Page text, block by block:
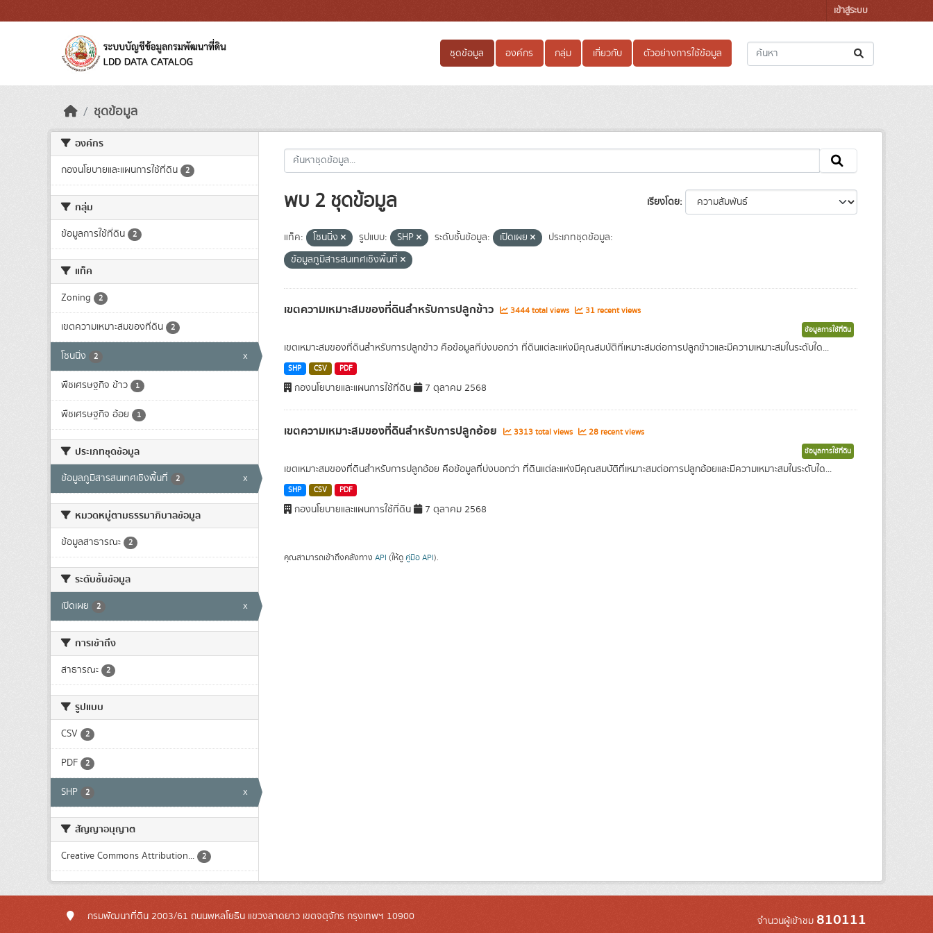
เข้าสู่ระบบ
ชุดข้อมูล องค์กร กลุ่ม เกี่ยวกับ ตัวอย่างการใช้ข้อมูล
ชุดข้อมูล
องค์กร
กองนโยบายและแผนการใช้ที่ดิน 2
กลุ่ม
ข้อมูลการใช้ที่ดิน 2
แท็ค
Zoning 2
เขตความเหมาะสมของที่ดิน 2
โซนนิ่ง 2 x
พืชเศรษฐกิจ ข้าว 1
พืชเศรษฐกิจ อ้อย 1
ประเภทชุดข้อมูล
ข้อมูลภูมิสารสนเทศเชิงพื้นที่ 2 x
หมวดหมู่ตามธรรมาภิบาลข้อมูล
ข้อมูลสาธารณะ 2
ระดับชั้นข้อมูล
เปิดเผย 2 x
การเข้าถึง
สาธารณะ 2
รูปแบบ
CSV 2
PDF 2
SHP 2 x
สัญญาอนุญาต
Creative Commons Attribution... 2
เรียงโดย
พบ 2 ชุดข้อมูล
แท็ค: โซนนิ่ง รูปแบบ: SHP ระดับชั้นข้อมูล: เปิดเผย
ประเภทชุดข้อมูล:
ข้อมูลภูมิสารสนเทศเชิงพื้นที่
เขตความเหมาะสมของที่ดินสำหรับการปลูกข้าว 3444 total views 31 recent views
ข้อมูลการใช้ที่ดิน
เขตเหมาะสมของที่ดินสำหรับการปลูกข้าว คือข้อมูลที่บ่งบอกว่า ที่ดินแต่ละแห่งมีคุณสมบัติที่เหมาะสมต่อการปลูกข้าวและมีความเหมาะสมในระดับใด...
SHP CSV PDF
กองนโยบายและแผนการใช้ที่ดิน 7 ตุลาคม 2568
เขตความเหมาะสมของที่ดินสำหรับการปลูกอ้อย 3313 total views 28 recent views
ข้อมูลการใช้ที่ดิน
เขตเหมาะสมของที่ดินสำหรับการปลูกอ้อย คือข้อมูลที่บ่งบอกว่า ที่ดินแต่ละแห่งมีคุณสมบัติที่เหมาะสมต่อการปลูกอ้อยและมีความเหมาะสมในระดับใด...
SHP CSV PDF
กองนโยบายและแผนการใช้ที่ดิน 7 ตุลาคม 2568
คุณสามารถเข้าถึงคลังทาง API (ให้ดู คู่มือ API).
กรมพัฒนาที่ดิน 2003/61 ถนนพหลโยธิน แขวงลาดยาว เขตจตุจักร กรุงเทพฯ 10900 จำนวนผู้เข้าชม 810111